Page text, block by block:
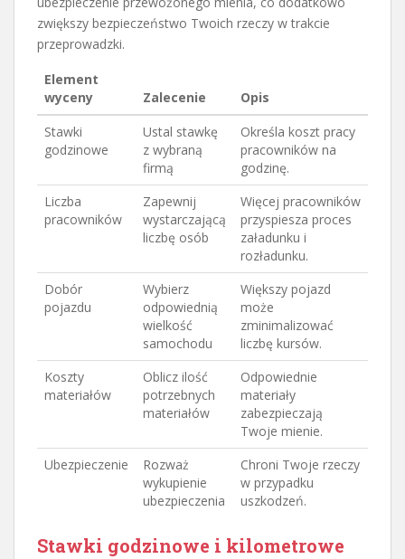
zwiększy bezpieczeństwo Twoich rzeczy w trakcie
przeprowadzki.
Element
wyceny
Zalecenie
Opis
Stawki
godzinowe
Ustal stawkę
z wybraną
firmą
Określa koszt pracy
pracowników na
godzinę.
Liczba
pracowników
Zapewnij
wystarczającą
liczbę osób
Więcej pracowników
przyspiesza proces
załadunku i
rozładunku.
Dobór
pojazdu
Wybierz
odpowiednią
wielkość
samochodu
Większy pojazd
może
zminimalizować
liczbę kursów.
Koszty
materiałów
Oblicz ilość
potrzebnych
materiałów
Odpowiednie
materiały
zabezpieczają
Twoje mienie.
Ubezpieczenie
Rozważ
wykupienie
ubezpieczenia
Chroni Twoje rzeczy
w przypadku
uszkodzeń.
Stawki godzinowe i kilometrowe